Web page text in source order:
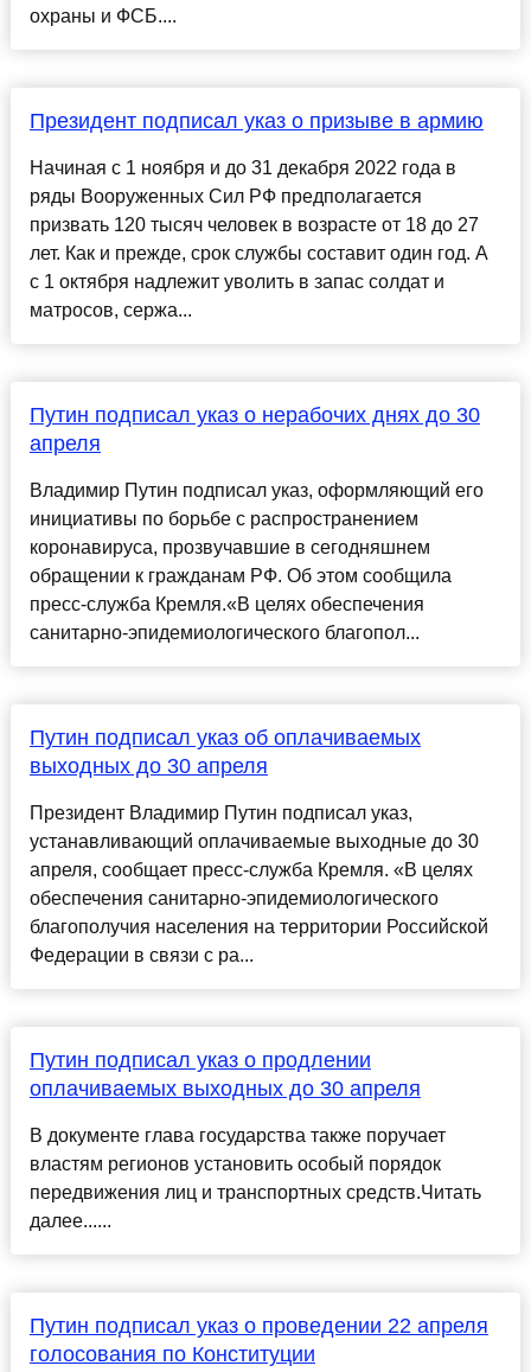
охраны и ФСБ....
Президент подписал указ о призыве в армию
Начиная с 1 ноября и до 31 декабря 2022 года в
ряды Вооруженных Сил РФ предполагается
призвать 120 тысяч человек в возрасте от 18 до 27
лет. Как и прежде, срок службы составит один год. А
с 1 октября надлежит уволить в запас солдат и
матросов, сержа...
Путин подписал указ о нерабочих днях до 30
апреля
Владимир Путин подписал указ, оформляющий его
инициативы по борьбе с распространением
коронавируса, прозвучавшие в сегодняшнем
обращении к гражданам РФ. Об этом сообщила
пресс-служба Кремля.«В целях обеспечения
санитарно-эпидемиологического благопол...
Путин подписал указ об оплачиваемых
выходных до 30 апреля
Президент Владимир Путин подписал указ,
устанавливающий оплачиваемые выходные до 30
апреля, сообщает пресс-служба Кремля. «В целях
обеспечения санитарно-эпидемиологического
благополучия населения на территории Российской
Федерации в связи с ра...
Путин подписал указ о продлении
оплачиваемых выходных до 30 апреля
В документе глава государства также поручает
властям регионов установить особый порядок
передвижения лиц и транспортных средств.Читать
далее......
Путин подписал указ о проведении 22 апреля
голосования по Конституции